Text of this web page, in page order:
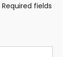
Required fields